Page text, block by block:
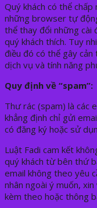
Quý khách có thể
những browser tự
thể thay đổi những cài
quý khách thích. Tuy
điều đó có thể gây
dịch vụ và tính năng
Quy định về “spam”:
Thư rác (spam) là các
khẳng định chỉ gửi
có đăng ký hoặc sử
Luật Fadi cam kết
quý khách từ bên thứ
email không theo yêu
nhân ngoài ý muốn,
kèm theo hoặc thông